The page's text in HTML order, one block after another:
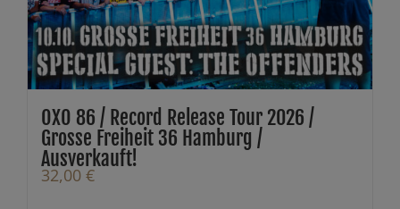
OXO 86 / Record Release Tour 2026 /
Grosse Freiheit 36 Hamburg /
Ausverkauft!
32,00 €